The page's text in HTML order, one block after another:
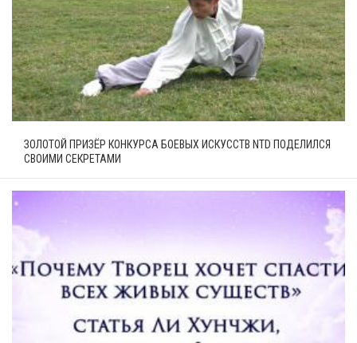
ЗОЛОТОЙ ПРИЗЁР КОНКУРСА БОЕВЫХ ИСКУССТВ NTD ПОДЕЛИЛСЯ
СВОИМИ СЕКРЕТАМИ